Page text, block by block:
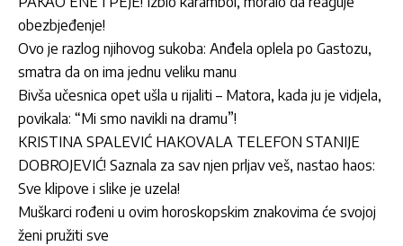
obezbjeđenje!
Ovo je razlog njihovog sukoba: Anđela oplela po Gastozu,
smatra da on ima jednu veliku manu
Bivša učesnica opet ušla u rijaliti – Matora, kada ju je vidjela,
povikala: “Mi smo navikli na dramu”!
KRISTINA SPALEVIĆ HAKOVALA TELEFON STANIJE
DOBROJEVIĆ! Saznala za sav njen prljav veš, nastao haos:
Sve klipove i slike je uzela!
Muškarci rođeni u ovim horoskopskim znakovima će svojoj
ženi pružiti sve